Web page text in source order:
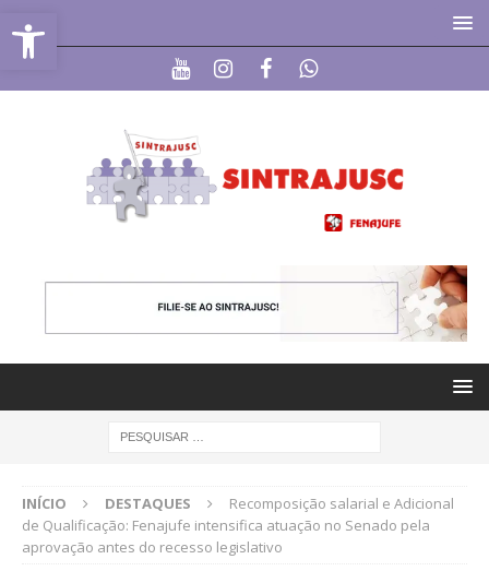
Abrir a barra de ferramentas
INÍCIO DESTAQUES
Recomposição salarial e Adicional
de Qualificação: Fenajufe intensifica atuação no Senado pela
aprovação antes do recesso legislativo